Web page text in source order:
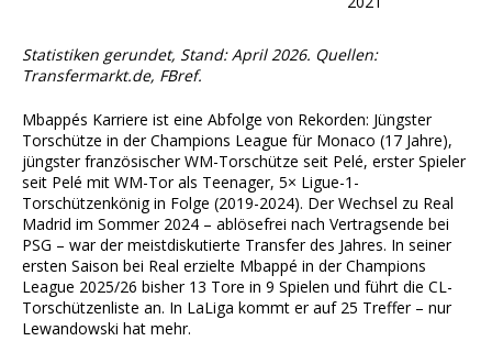
Statistiken gerundet, Stand: April 2026. Quellen:
Transfermarkt.de, FBref.
Mbappés Karriere ist eine Abfolge von Rekorden: Jüngster
Torschütze in der Champions League für Monaco (17 Jahre),
jüngster französischer WM-Torschütze seit Pelé, erster Spieler
seit Pelé mit WM-Tor als Teenager, 5× Ligue-1-
Torschützenkönig in Folge (2019-2024). Der Wechsel zu Real
Madrid im Sommer 2024 – ablösefrei nach Vertragsende bei
PSG – war der meistdiskutierte Transfer des Jahres. In seiner
ersten Saison bei Real erzielte Mbappé in der Champions
League 2025/26 bisher 13 Tore in 9 Spielen und führt die CL-
Torschützenliste an. In LaLiga kommt er auf 25 Treffer – nur
Lewandowski hat mehr.